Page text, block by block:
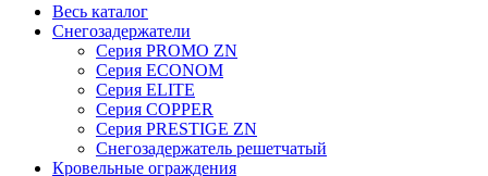
Весь каталог
Снегозадержатели
Серия PROMO ZN
Серия ECONOM
Серия ELITE
Серия COPPER
Серия PRESTIGE ZN
Снегозадержатель решетчатый
Кровельные ограждения